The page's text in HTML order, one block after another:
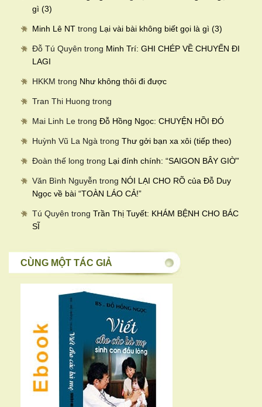
gì (3)
Minh Lê NT trong Lại vài bài không biết gọi là gì (3)
Đỗ Tú Quyên trong Minh Trí: GHI CHÉP VỀ CHUYẾN ĐI
LAGI
HKKM trong Như không thôi đi được
Tran Thi Huong trong
Mai Linh Le trong Đỗ Hồng Ngọc: CHUYỆN HỒI ĐÓ
Huỳnh Vũ La Ngà trong Thư gởi bạn xa xôi (tiếp theo)
Đoàn thế long trong Lại đính chính: “SAIGON BÂY GIỜ”
Văn Bình Nguyễn trong NÓI LẠI CHO RÕ của Đỗ Duy
Ngọc về bài “TOÀN LÁO CẢ!”
Tú Quyên trong Trần Thị Tuyết: KHÁM BỆNH CHO BÁC
SĨ
CÙNG MỘT TÁC GIẢ